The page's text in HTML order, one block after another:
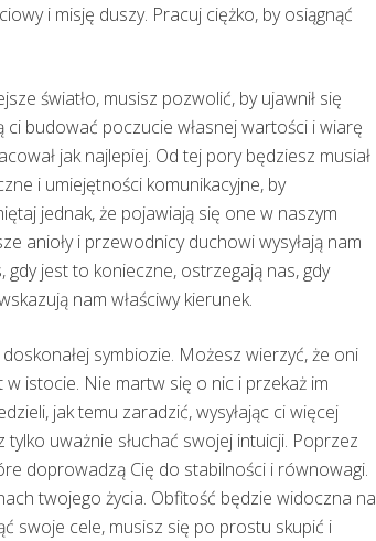
i misję duszy. Pracuj ciężko, by osiągnąć
światło, musisz pozwolić, by ujawnił się
ci budować poczucie własnej wartości i wiarę
jak najlepiej. Od tej pory będziesz musiał
i umiejętności komunikacyjne, by
jednak, że pojawiają się one w naszym
anioły i przewodnicy duchowi wysyłają nam
jest to konieczne, ostrzegają nas, gdy
nam właściwy kierunek.
symbiozie. Możesz wierzyć, że oni
istocie. Nie martw się o nic i przekaż im
jak temu zaradzić, wysyłając ci więcej
uważnie słuchać swojej intuicji. Poprzez
doprowadzą Cię do stabilności i równowagi.
twojego życia. Obfitość będzie widoczna na
swoje cele, musisz się po prostu skupić i